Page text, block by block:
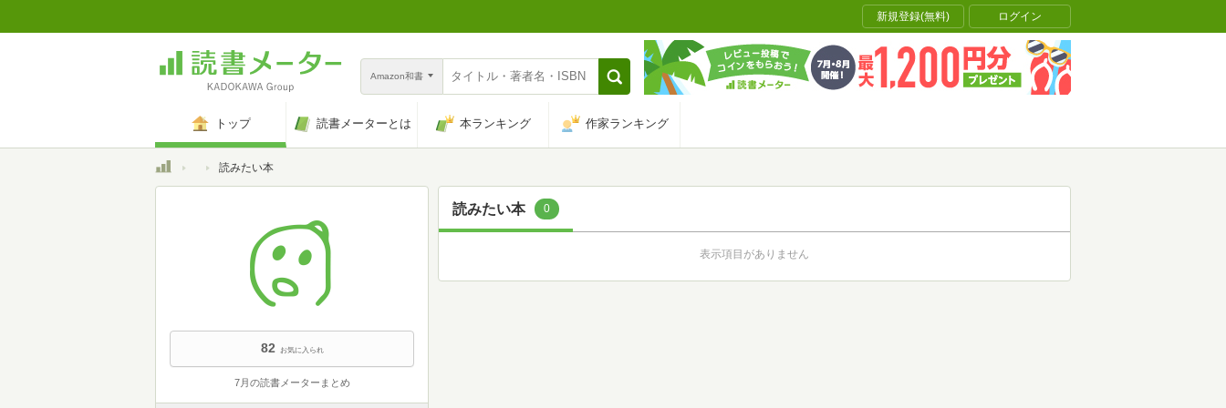
新規登録(無料) ログイン
Amazon和書
トップ 読書メーターとは 本ランキング 作家ランキング
トップ 読みたい本
読みたい本 0
表示項目がありません
82 お気に入られ
7月の読書メーターまとめ